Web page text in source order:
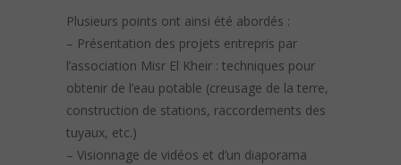
Plusieurs points ont ainsi été abordés :
– Présentation des projets entrepris par
l’association Misr El Kheir : techniques pour
obtenir de l’eau potable (creusage de la terre,
construction de stations, raccordements des
tuyaux, etc.)
– Visionnage de vidéos et d’un diaporama